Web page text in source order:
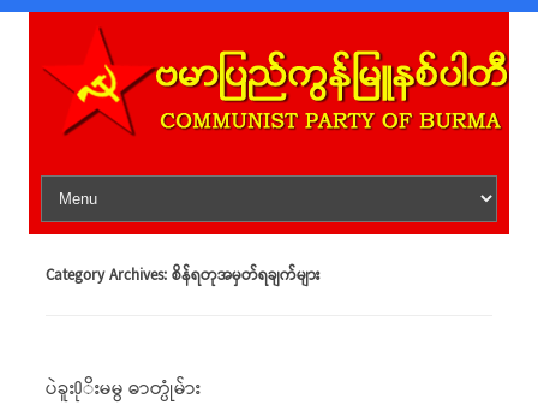
Skip to content
Category Archives:စိန်ရတုအမှတ်ရချက်များ
ပဲခူး႐ုိးမမွ ဓာတ္ပုံမ်ား